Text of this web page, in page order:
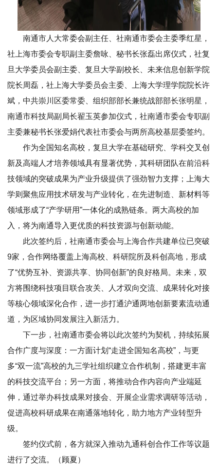
南通市人大常委会副主任、社南通市委会主委季红星，
社上海市委会专职副主委詹咏、秘书长张磊出席仪式，社复
旦大学委员会副主委、复旦大学副校长、未来信息创新学院
院长周磊，社上海大学委员会主委、上海大学理学院院长许
斌，中共崇川区委常委、组织部部长兼统战部部长张明星，
南通市科技局副局长翟玉英参加仪式，社南通市委会专职副
主委兼秘书长张爱娟代表社市委会与两所高校基层委签约。
作为全国知名高校，复旦大学在基础研究、学科交叉创
新及高端人才培养领域具有显著优势，其科研团队在前沿科
技领域的突破成果为产业升级提供了强劲智力支撑；上海大
学则聚焦应用技术研发与产业转化，在先进制造、新材料等
领域形成了“产学研用”一体化的成熟链条。两大高校的加
入，将为南通导入更优质的科技资源与创新动能。
此次签约后，社南通市委会与上海合作共建单位已突破
9家，合作网络覆盖上海高校、科研院所及科创高地，形成
了“优势互补、资源共享、协同创新”的良好格局。未来，双
方将围绕科技项目联合攻关、人才双向交流、成果转化对接
等核心领域深化合作，进一步打通沪通两地创新要素流动通
道，为区域协同发展注入新活力。
下一步，社南通市委会将以此次签约为契机，持续拓展
合作广度与深度：一方面计划“走进全国知名高校”，与更
多“双一流”高校的九三学社组织建立合作机制，搭建更丰富
的科技交流平台；另一方面，将推动合作内容向产业端延
伸，通过举办科技成果对接会、开展企业需求调研等活动，
促进高校科研成果在南通落地转化，助力地方产业转型升
级。
签约仪式前，各方就深入推动九通科创合作工作等议题
进行了交流。（顾夏）